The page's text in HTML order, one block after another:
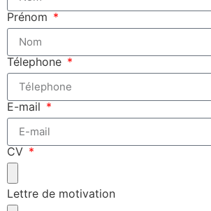
Prénom
Télephone
E-mail
CV
Lettre de motivation